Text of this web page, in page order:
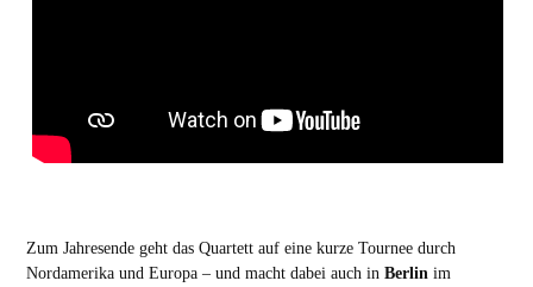
Zum Jahresende geht das Quartett auf eine kurze Tournee durch
Nordamerika und Europa – und macht dabei auch in Berlinim